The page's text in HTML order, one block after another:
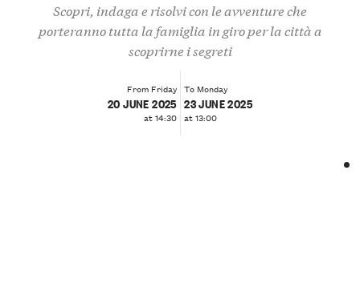
Scopri, indaga e risolvi con le avventure che
porteranno tutta la famiglia in giro per la città a
scoprirne i segreti
From Friday
20 JUNE 2025
at 14:30
To Monday
23 JUNE 2025
at 13:00